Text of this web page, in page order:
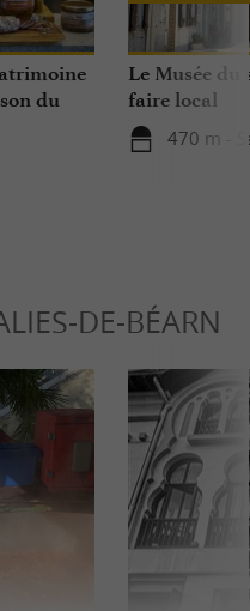
du
de
Le Musée du
faire local
470 m -
DE-BÉARN